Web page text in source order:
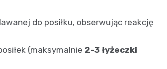
do posiłku, obserwując reakcję
(maksymalnie 2-3 łyżeczki